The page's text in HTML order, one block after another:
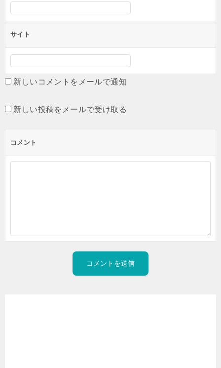
サイト
新しいコメントをメールで通知
新しい投稿をメールで受け取る
コメント